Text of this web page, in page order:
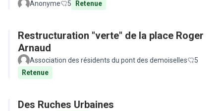
Anonyme 5 Retenue
Restructuration "verte" de la place Roger
Arnaud
Association des résidents du pont des demoiselles
5
Retenue
Des Ruches Urbaines